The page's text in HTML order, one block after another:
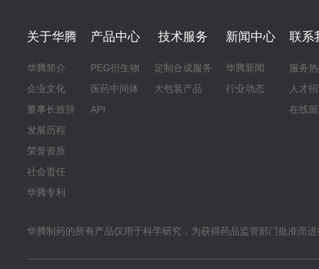
关于华腾
华腾简介
企业文化
董事长致辞
发展历程
荣誉资质
社会责任
华腾专利
产品中心
PEG衍生物
医药中间体
API
技术服务
定制合成服务
大包装产品
新闻中心
华腾新闻
行业动态
联系
服务
人才
在线
华腾制药的所有产品仅用于科学研究，为获得药品监管部门批准而